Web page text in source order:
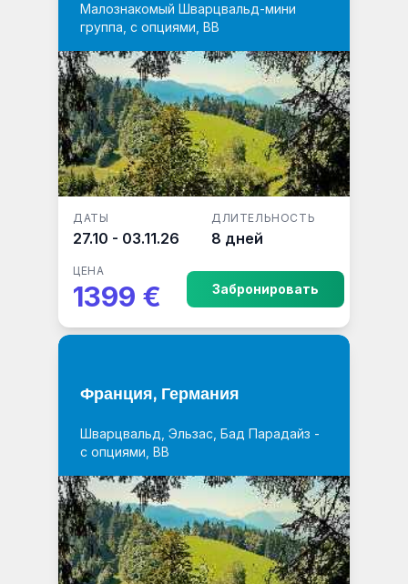
Малознакомый Шварцвальд-мини
группа, с опциями, ВВ
ДАТЫ
27.10 - 03.11.26
ДЛИТЕЛЬНОСТЬ
8 дней
ЦЕНА
1399 € Забронировать
Франция, Германия
Шварцвальд, Эльзас, Бад Парадайз -
с опциями, BB